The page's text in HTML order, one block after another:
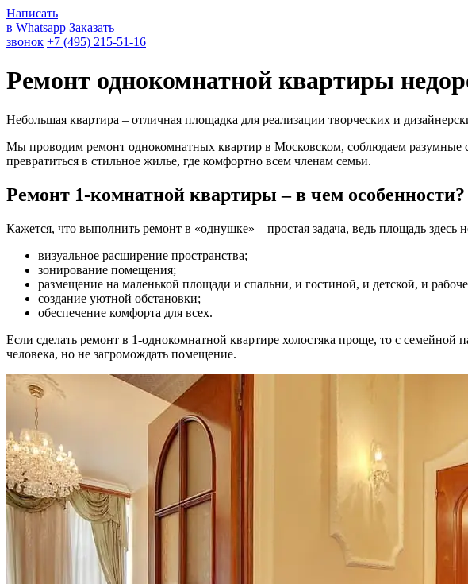
Написать
в Whatsapp Заказать
звонок +7 (495) 215-51-16
Ремонт однокомнатной квартиры
Небольшая квартира – отличная площадка для реализации творческих и
Мы проводим ремонт однокомнатных квартир в Московском, соблюдаем разумные
превратиться в стильное жилье, где комфортно всем членам семьи.
Ремонт 1-комнатной квартиры – в чем особенности?
Кажется, что выполнить ремонт в «однушке» – простая задача, ведь площадь
визуальное расширение пространства;
зонирование помещения;
размещение на маленькой площади и спальни, и гостиной, и детской, и
создание уютной обстановки;
обеспечение комфорта для всех.
Если сделать ремонт в 1-однокомнатной квартире холостяка проще, то с
человека, но не загромождать помещение.